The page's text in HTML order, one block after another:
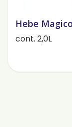
Hebe
cont. 2,0L